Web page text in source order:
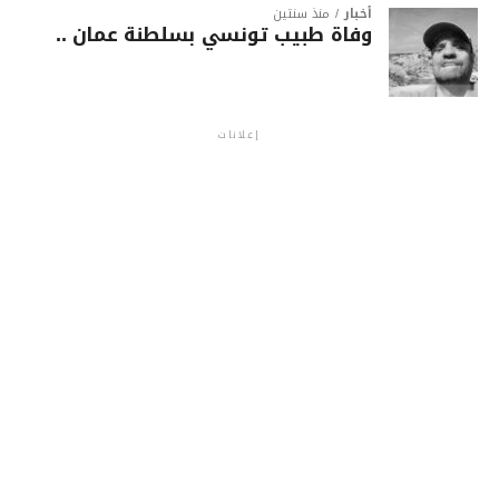
أخبار منذ سنتين
وفاة طبيب تونسي بسلطنة عمان ..
إعلانات